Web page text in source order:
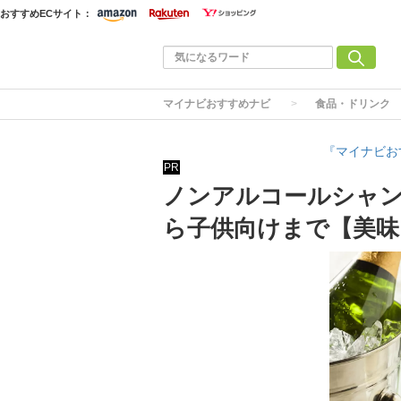
おすすめECサイト：
マイナビおすすめナビ 食品・ドリンク
『マイナビ
PR
ノンアルコールシャ
ら子供向けまで【美